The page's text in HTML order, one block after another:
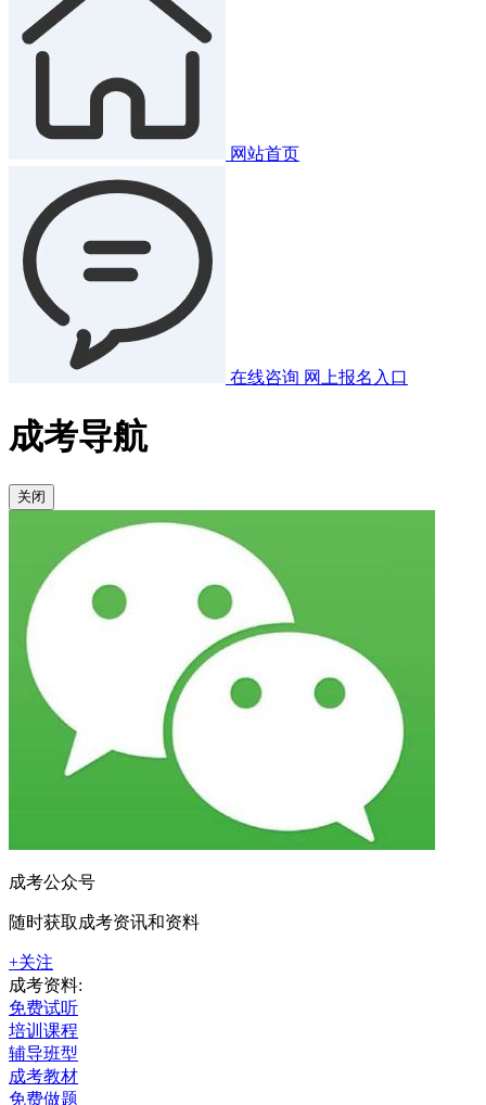
网站首页
在线咨询 网上报名入口
成考导航
关闭
成考公众号
随时获取成考资讯和资料
+关注
成考资料:
免费试听
培训课程
辅导班型
成考教材
免费做题